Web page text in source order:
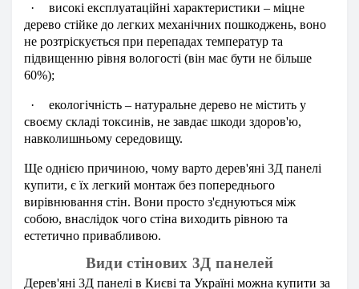
·
високі експлуатаційні характеристики – міцне
дерево стійке до легких механічних пошкоджень, воно
не розтріскується при перепадах температур та
підвищенню рівня вологості (він має бути не більше
60%);
·
екологічність – натуральне дерево не містить у
своєму складі токсинів, не завдає шкоди здоров'ю,
навколишньому середовищу.
Ще однією причиною, чому варто дерев'яні 3Д панелі
купити, є їх легкий монтаж без попереднього
вирівнювання стін. Вони просто з'єднуються між
собою, внаслідок чого стіна виходить рівною та
естетично привабливою.
Види стінових 3Д панелей
Дерев'яні 3Д панелі в Києві та Україні можна купити за